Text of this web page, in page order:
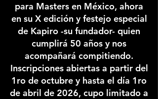
para Masters en México, ahora
en su X edición y festejo especial
de Kapiro -su fundador- quien
cumplirá 50 años y nos
acompañará compitiendo.
Inscripciones abiertas a partir del
1ro de octubre y hasta el día 1ro
de abril de 2026, cupo limitado a